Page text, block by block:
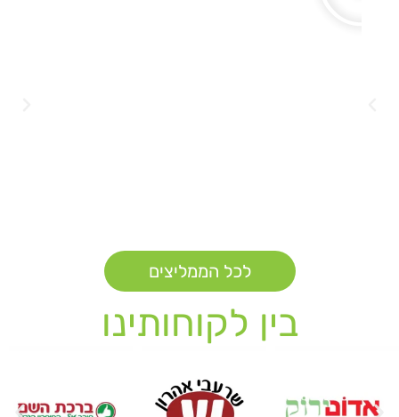
לכל הממליצים
בין לקוחותינו